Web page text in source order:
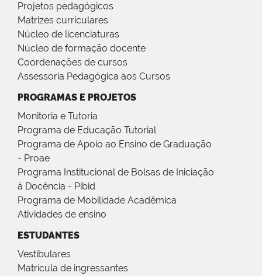
Projetos pedagógicos
Matrizes curriculares
Núcleo de licenciaturas
Núcleo de formação docente
Coordenações de cursos
Assessoria Pedagógica aos Cursos
PROGRAMAS E PROJETOS
Monitoria e Tutoria
Programa de Educação Tutorial
Programa de Apoio ao Ensino de Graduação
- Proae
Programa Institucional de Bolsas de Iniciação
à Docência - Pibid
Programa de Mobilidade Acadêmica
Atividades de ensino
ESTUDANTES
Vestibulares
Matrícula de ingressantes